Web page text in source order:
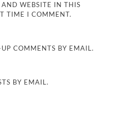
WEBSITE IN THIS
TIME I COMMENT.
COMMENTS BY EMAIL.
BY EMAIL.